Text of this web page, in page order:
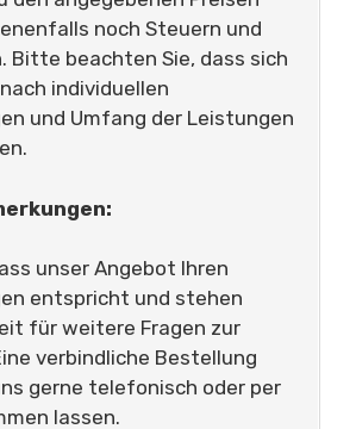
noch Steuern und
Bitte beachten Sie, dass sich
individuellen
und Umfang der Leistungen
unser Angebot Ihren
entspricht und stehen
für weitere Fragen zur
verbindliche Bestellung
gerne telefonisch oder per
lassen.